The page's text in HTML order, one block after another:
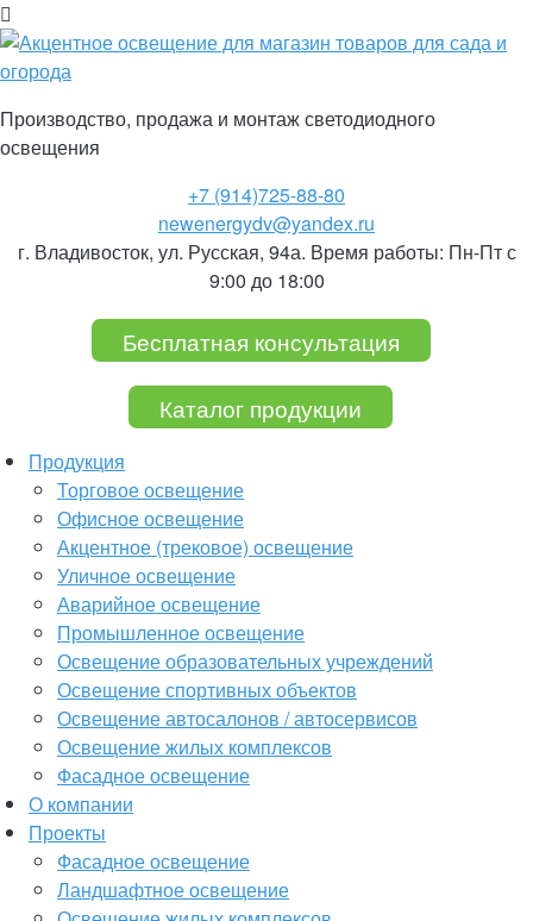
Производство, продажа и монтажсветодиодного
освещения
+7 (914)725-88-80
newenergydv@yandex.ru
г. Владивосток, ул. Русская, 94а. Время работы: Пн-Пт с
9:00 до 18:00
Бесплатная консультация
Каталог продукции
Продукция
Торговое освещение
Офисное освещение
Акцентное (трековое) освещение
Уличное освещение
Аварийное освещение
Промышленное освещение
Освещение образовательных учреждений
Освещение спортивных объектов
Освещение автосалонов / автосервисов
Освещение жилых комплексов
Фасадное освещение
О компании
Проекты
Фасадное освещение
Ландшафтное освещение